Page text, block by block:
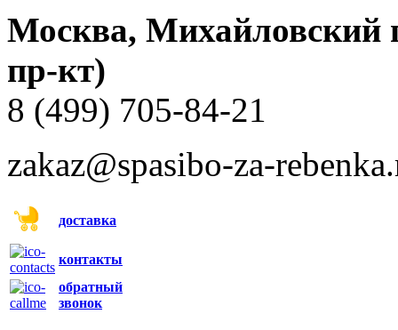
Москва, Михайловский
пр-кт)
8 (499) 705-84-21
zakaz@spasibo-za-
доставка
контакты
обратный
звонок